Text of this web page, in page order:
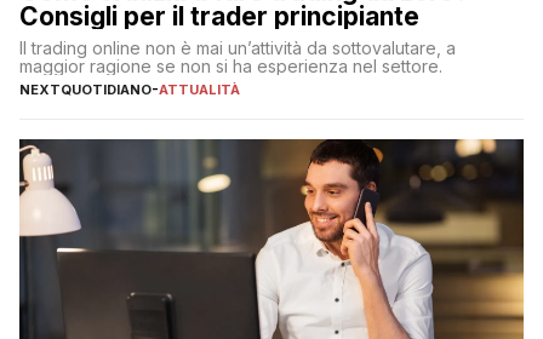
Consigli per il trader principiante
Il trading online non è mai un’attività da sottovalutare, a
maggior ragione se non si ha esperienza nel settore.
NEXTQUOTIDIANO-ATTUALITÀ